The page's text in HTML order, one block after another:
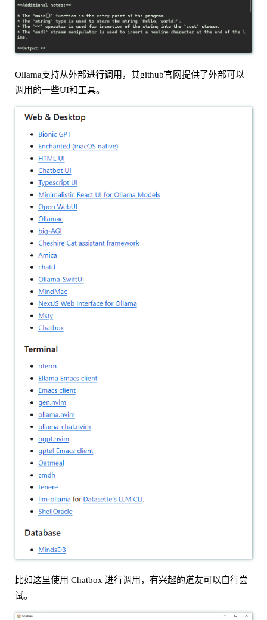
Ollama支持从外部进行调用，其github官网提供了外部可以
调用的一些UI和工具。
比如这里使用 Chatbox 进行调用，有兴趣的道友可以自行尝
试。